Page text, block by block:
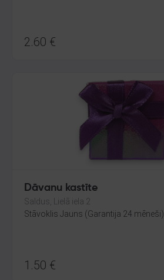
2.60 €
Dāvanu kastīte
Saldus, Lielā iela 2
Stāvoklis Jauns (Garantija 24 mēneši)
1.50 €